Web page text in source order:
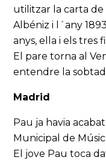
utilitzar la carta de
Albéniz i l´any
anys, ella i els tres
El pare torna al
entendre la
Madrid
Pau ja havia
Municipal de
El jove Pau toca